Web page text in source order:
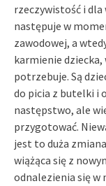
rzeczywistość i
następuje w
zawodowej, a
karmienie
potrzebuje. Są
do picia z butelki i
następstwo, ale
przygotować.
jest to duża
wiążąca się z
odnalezienia się w